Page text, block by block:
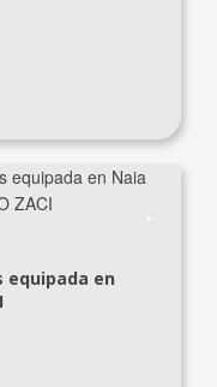
equipada en